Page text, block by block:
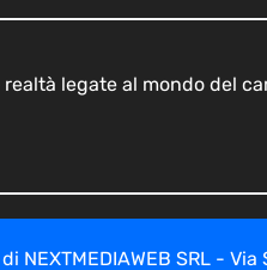
legate al mondo del
NEXTMEDIAWEB SRL -